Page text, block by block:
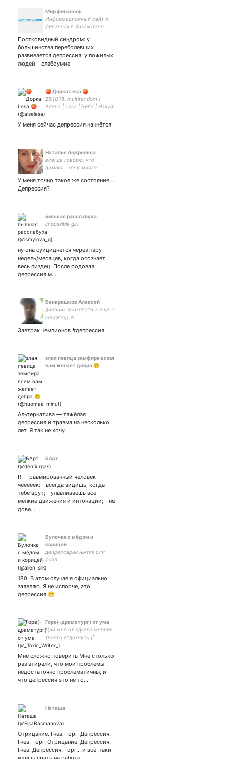
Мир финансов
Информационный сайт о
финансах в Казахстане
Постковидный синдром: у
большинства переболевших
развивается депрессия, у пожилых
людей – слабоумие
🍑 Дорка Lesa 🍑
28.10.18. multifandom |
Алёна | Lesa | Биба | Нахуй
мне нахуй не надо. |
Люблю только котиков и
У меня сейчас депрессия начнётся
Наталья Андреевна
всегда говорю, что
думаю... хочу много
У меня точно такое же состояние...
Депрессия?
бывшая расслабуха
impossible girl
ну она суициднется через пару
недель/месяцев, когда осознает
весь пиздец. После родовая
депрессия м…
Банкрашков Алексей
дневник психопата а ещё я
кондитер ☺️
Завтрак чемпионов #депрессия
злая певица земфира всем
вам желает добра 🙃
Альтернатива — тяжёлая
депрессия и травма на несколько
лет. Я так не хочу.
БАрт
RT Травмированный человек
чееееек: - всегда видишь, когда
тебе врут; - улавливаешь все
мелкие движения и интонации; - не
дове…
Булочка с мёдом и
корицей
депрессарик нытик сли
фэвл
180. В этом случае я официально
заявляю. Я не испорче, это
депрессия.😁
Горе(-драматург) от ума
Дай мне от едкого мнения
твоего отдохнуть.||
художнек || #Sixofcrows |
#GenshinImpact|
Мне сложно поверить Мне столько
раз втирали, что мои проблемы
недостаточно проблематичны, и
что депрессия это не то…
Наташа
Отрицание. Гнев. Торг. Депрессия.
Гнев. Торг. Отрицание. Депрессия.
Гнев. Депрессия. Торг... и всё-таки